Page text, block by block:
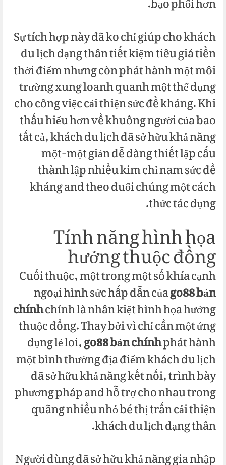
Sự tích hợp này đã ko chỉ giúp cho khách
du lịch dạng thân tiết kiệm tiêu giá tiền
thời điểm nhưng còn phát hành một môi
trường xung loanh quanh một thể dụng
cho công việc cải thiện sức đề kháng. Khi
thấu hiểu hơn về khuông người của bao
tất cả, khách du lịch đã sở hữu khả năng
một-một giản dễ dàng thiết lập cấu
thành lập nhiều kim chỉ nam sức đề
kháng and theo đuổi chúng một cách
thức tác dụng.
Tính năng hình họa
hưởng thuộc đồng
Cuối thuộc, một trong một số khía cạnh
ngoại hình sức hấp dẫn củago88 bản
chínhchính là nhân kiệt hình họa hưởng
thuộc đồng. Thay bởi vì chỉ cần một ứng
dụng lẻ loi,go88 bản chínhphát hành
một bình thường địa điểm khách du lịch
đã sở hữu khả năng kết nối, trình bày
phương pháp and hỗ trợ cho nhau trong
quãng nhiều nhỏ bé thị trấn cải thiện
khách du lịch dạng thân.